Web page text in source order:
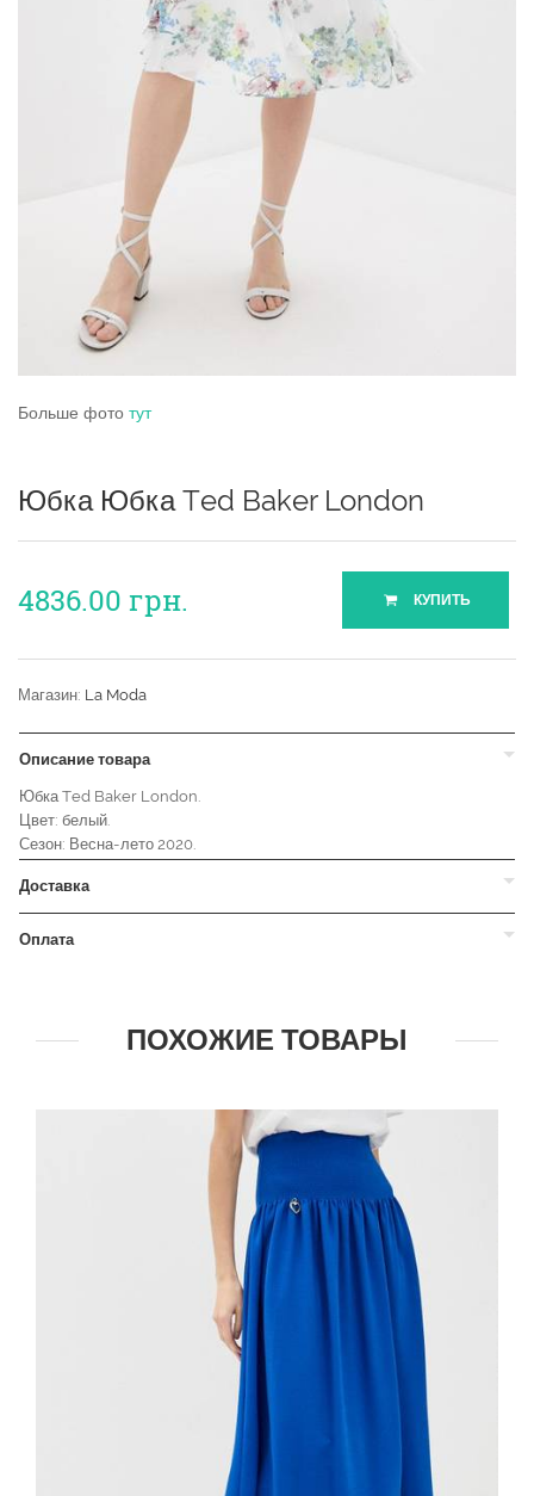
Больше фото тут
Юбка Юбка Ted Baker London
4836.00 грн. КУПИТЬ
Магазин: La Moda
Описание товара
Юбка Ted Baker London.
Цвет: белый.
Сезон: Весна-лето 2020.
Доставка
Оплата
ПОХОЖИЕ ТОВАРЫ